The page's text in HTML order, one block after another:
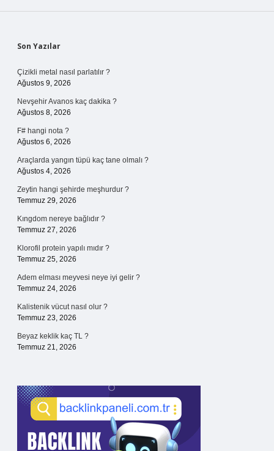
Sidebar
Son Yazılar
Çizikli metal nasıl parlatılır ?
Ağustos 9, 2026
Nevşehir Avanos kaç dakika ?
Ağustos 8, 2026
F# hangi nota ?
Ağustos 6, 2026
Araçlarda yangın tüpü kaç tane olmalı ?
Ağustos 4, 2026
Zeytin hangi şehirde meşhurdur ?
Temmuz 29, 2026
Kıngdom nereye bağlıdır ?
Temmuz 27, 2026
Klorofil protein yapılı mıdır ?
Temmuz 25, 2026
Adem elması meyvesi neye iyi gelir ?
Temmuz 24, 2026
Kalistenik vücut nasıl olur ?
Temmuz 23, 2026
Beyaz keklik kaç TL ?
Temmuz 21, 2026